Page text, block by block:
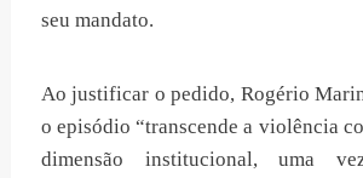
seu mandato.
Ao justificar o pedido, Rogério
o episódio “transcende a violência
dimensão institucional, uma